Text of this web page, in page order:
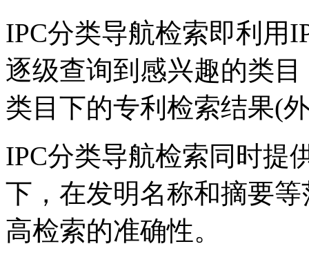
IPC分类导航检索即利用
逐级查询到感兴趣的类
类目下的专利检索结果(
IPC分类导航检索同时提
下，在发明名称和摘要
高检索的准确性。